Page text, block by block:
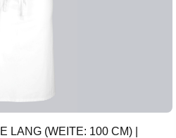
LANG (WEITE: 100 CM) |